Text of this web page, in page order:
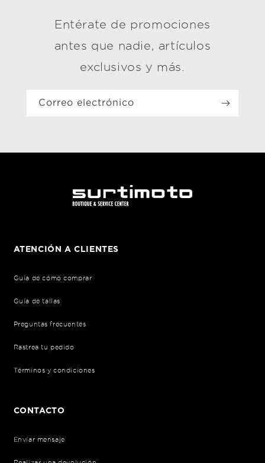
Entérate de promociones
antes que nadie, artículos
exclusivos y más.
Correo electrónico
ATENCIÓN A CLIENTES
Guía de cómo comprar
Guía de tallas
Preguntas frecuentes
Rastrea tu pedido
Términos y condiciones
CONTACTO
Envíar mensaje